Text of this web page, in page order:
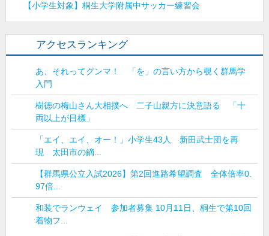
【小学生対象】桐生大学附属中サッカー練習会
アクセスランキング
あ、それってグンマ！ 「を」の言い方から覗く群馬学
入門
樹徳の梅山さん大相撲へ 二子山親方に決意語る 「十
両以上が目標」
「エイ、エイ、オー！」小学生43人 新田武士団を再
現 太田市の鏑...
【群馬県公立入試2026】第2回進路希望調査 全体倍率0.
97倍...
和装でランウェイ 参加者募集 10月11日、桐生で第10回
着物フ...